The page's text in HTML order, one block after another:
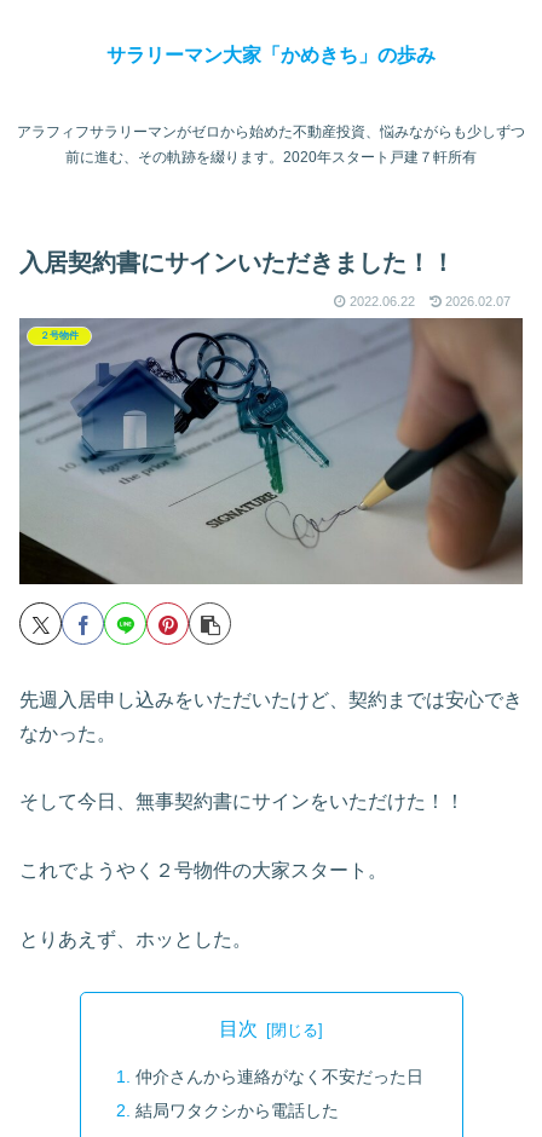
サラリーマン大家「かめきち」の歩み
アラフィフサラリーマンがゼロから始めた不動産投資、悩みながらも少しずつ
前に進む、その軌跡を綴ります。2020年スタート戸建７軒所有
入居契約書にサインいただきました！！
2022.06.22 2026.02.07
２号物件
先週入居申し込みをいただいたけど、契約までは安心でき
なかった。
そして今日、無事契約書にサインをいただけた！！
これでようやく２号物件の大家スタート。
とりあえず、ホッとした。
目次
仲介さんから連絡がなく不安だった日
結局ワタクシから電話した